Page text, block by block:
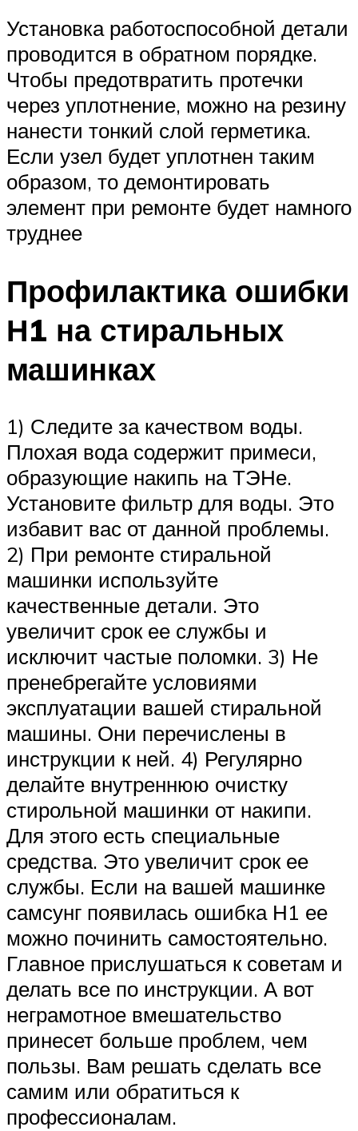
Установка работоспособной детали
проводится в обратном порядке.
Чтобы предотвратить протечки
через уплотнение, можно на резину
нанести тонкий слой герметика.
Если узел будет уплотнен таким
образом, то демонтировать
элемент при ремонте будет намного
труднее
Профилактика ошибки
Н1 на стиральных
машинках
1) Следите за качеством воды.
Плохая вода содержит примеси,
образующие накипь на ТЭНе.
Установите фильтр для воды. Это
избавит вас от данной проблемы.
2) При ремонте стиральной
машинки используйте
качественные детали. Это
увеличит срок ее службы и
исключит частые поломки. 3) Не
пренебрегайте условиями
эксплуатации вашей стиральной
машины. Они перечислены в
инструкции к ней. 4) Регулярно
делайте внутреннюю очистку
стирольной машинки от накипи.
Для этого есть специальные
средства. Это увеличит срок ее
службы. Если на вашей машинке
самсунг появилась ошибка Н1 ее
можно починить самостоятельно.
Главное прислушаться к советам и
делать все по инструкции. А вот
неграмотное вмешательство
принесет больше проблем, чем
пользы. Вам решать сделать все
самим или обратиться к
профессионалам.